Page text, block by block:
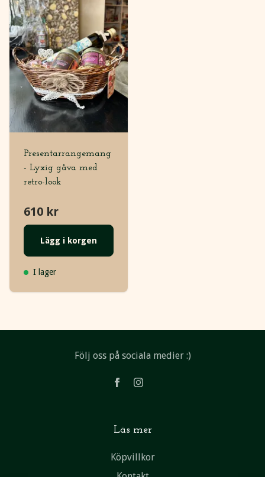
Presentarrangemang
- Lyxig gåva med
retro-look
610 kr
Lägg i korgen
I lager
Följ oss på sociala medier :)
Läs mer
Köpvillkor